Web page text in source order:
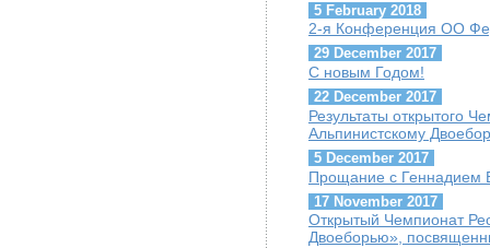
5 February 2018
2-я Конференция ОО
29 December 2017
С новым Годом!
22 December 2017
Результаты открытого
Альпинистскому
5 December 2017
Прощание с Геннадием
17 November 2017
Открытый Чемпионат
Двоеборью»,